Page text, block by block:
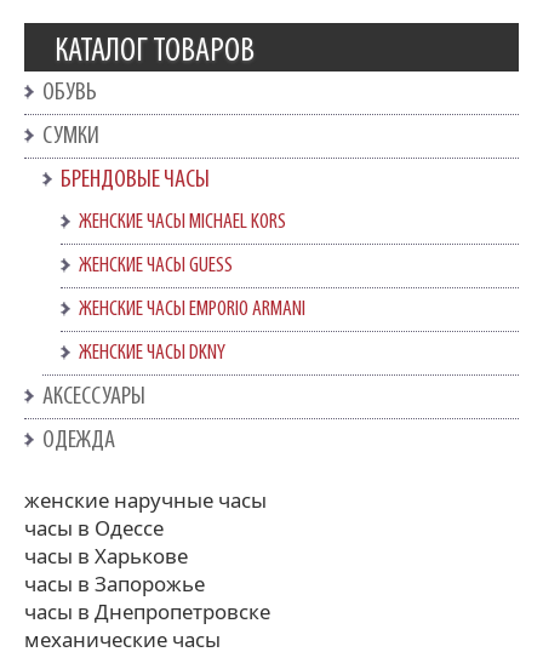
КАТАЛОГ ТОВАРОВ
ОБУВЬ
СУМКИ
БРЕНДОВЫЕ ЧАСЫ
ЖЕНСКИЕ ЧАСЫ MICHAEL KORS
ЖЕНСКИЕ ЧАСЫ GUESS
ЖЕНСКИЕ ЧАСЫ EMPORIO ARMANI
ЖЕНСКИЕ ЧАСЫ DKNY
АКСЕССУАРЫ
ОДЕЖДА
женские наручные часы
часы в Одессе
часы в Харькове
часы в Запорожье
часы в Днепропетровске
механические часы